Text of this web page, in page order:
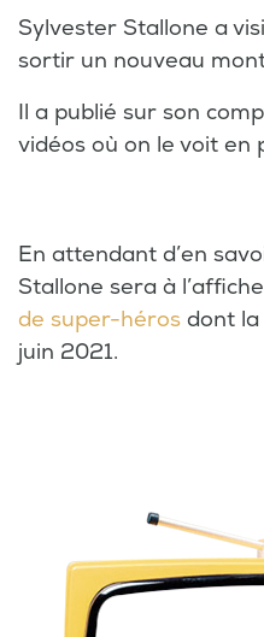
Sylvester Stallone a
sortir un nouveau
Il a publié sur son
vidéos où on le voit en
En attendant d’en
Stallone sera à
de super-héros dont
juin 2021.